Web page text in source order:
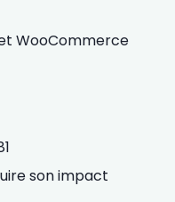
WooCommerce
son impact